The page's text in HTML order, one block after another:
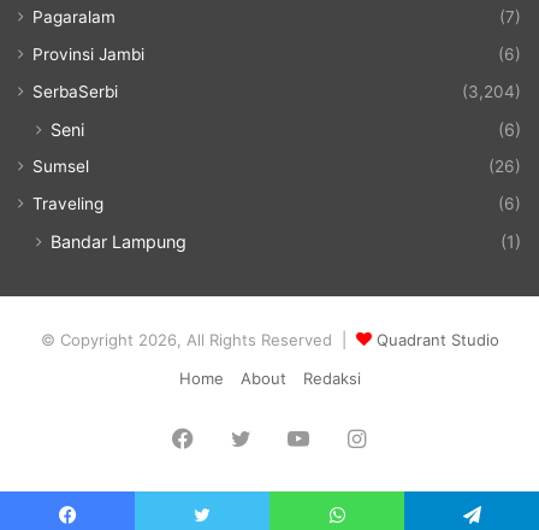
Pagaralam
(7)
Provinsi Jambi
(6)
SerbaSerbi
(3,204)
Seni (6)
Sumsel
(26)
Traveling
(6)
Bandar Lampung (1)
© Copyright 2026, All Rights Reserved |
Quadrant Studio
Home
About Redaksi
Facebook
Twitter YouTubeInstagram